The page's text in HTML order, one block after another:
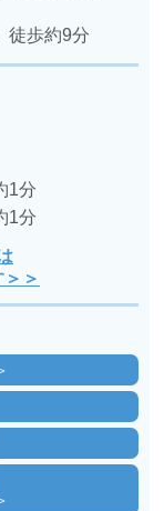
徒歩約9分
1分
1分
＞